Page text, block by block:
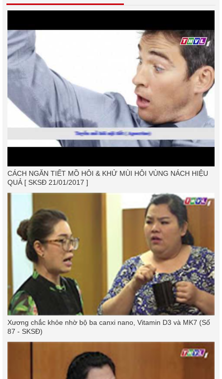
CÁCH NGĂN TIẾT MỒ HÔI & KHỬ MÙI HÔI VÙNG NÁCH HIỆU
QUẢ [ SKSĐ 21/01/2017 ]
Xương chắc khỏe nhờ bộ ba canxi nano, Vitamin D3 và MK7 (Số
87 - SKSĐ)